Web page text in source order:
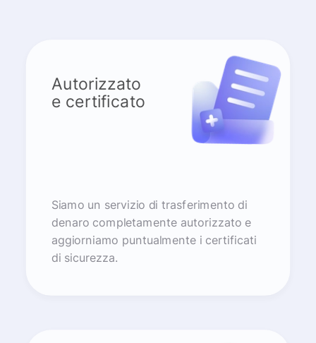
Autorizzato
e certificato
Siamo un servizio di trasferimento di
denaro completamente autorizzato e
aggiorniamo puntualmente i certificati
di sicurezza.